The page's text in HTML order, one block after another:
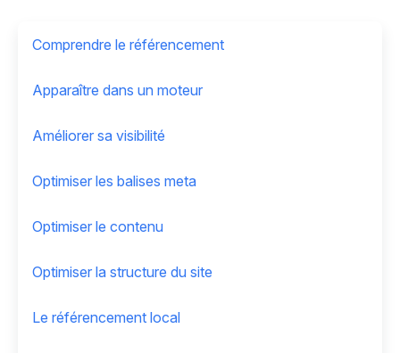
Comprendre le référencement
Apparaître dans un moteur
Améliorer sa visibilité
Optimiser les balises meta
Optimiser le contenu
Optimiser la structure du site
Le référencement local